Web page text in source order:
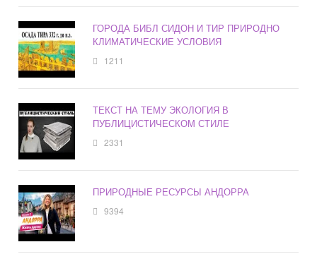
ГОРОДА БИБЛ СИДОН И ТИР ПРИРОДНО
КЛИМАТИЧЕСКИЕ УСЛОВИЯ
1211
ТЕКСТ НА ТЕМУ ЭКОЛОГИЯ В
ПУБЛИЦИСТИЧЕСКОМ СТИЛЕ
2331
ПРИРОДНЫЕ РЕСУРСЫ АНДОРРА
9394